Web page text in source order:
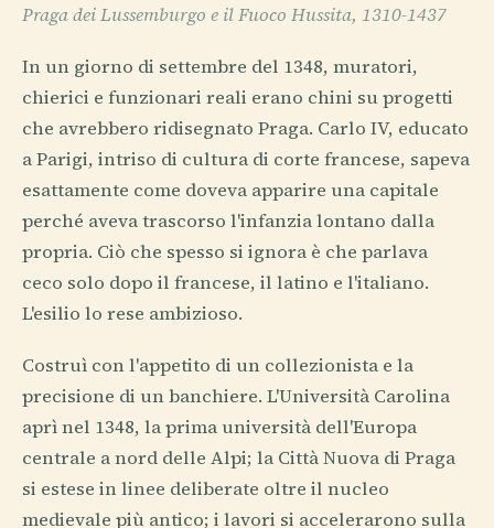
Praga dei Lussemburgo e il Fuoco Hussita, 1310-1437
In un giorno di settembre del 1348, muratori,
chierici e funzionari reali erano chini su progetti
che avrebbero ridisegnato Praga. Carlo IV, educato
a Parigi, intriso di cultura di corte francese, sapeva
esattamente come doveva apparire una capitale
perché aveva trascorso l'infanzia lontano dalla
propria. Ciò che spesso si ignora è che parlava
ceco solo dopo il francese, il latino e l'italiano.
L'esilio lo rese ambizioso.
Costruì con l'appetito di un collezionista e la
precisione di un banchiere. L'Università Carolina
aprì nel 1348, la prima università dell'Europa
centrale a nord delle Alpi; la Città Nuova di Praga
si estese in linee deliberate oltre il nucleo
medievale più antico; i lavori si accelerarono sulla